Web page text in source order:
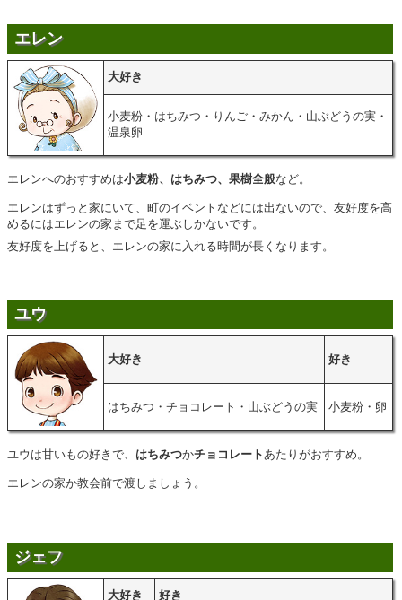
エレン
大好き
小麦粉・はちみつ・りんご・みかん・山ぶどうの実・
温泉卵
エレンへのおすすめは小麦粉、はちみつ、果樹全般など。
エレンはずっと家にいて、町のイベントなどには出ないので、友好度を高
めるにはエレンの家まで足を運ぶしかないです。
友好度を上げると、エレンの家に入れる時間が長くなります。
ユウ
大好き 好き
はちみつ・チョコレート・山ぶどうの実 小麦粉・卵
ユウは甘いもの好きで、 はちみつかチョコレートあたりがおすすめ。
エレンの家か教会前で渡しましょう。
ジェフ
大好き 好き